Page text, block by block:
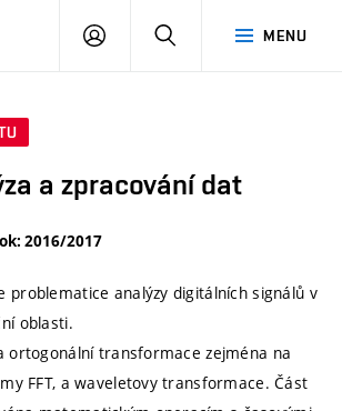
MENU
PŘIHLÁSIT
a zpracování dat
2016/2017
problematice analýzy digitálních signálů v
oblasti.
ortogonální transformace zejména na
FFT, a waveletovy transformace. Část